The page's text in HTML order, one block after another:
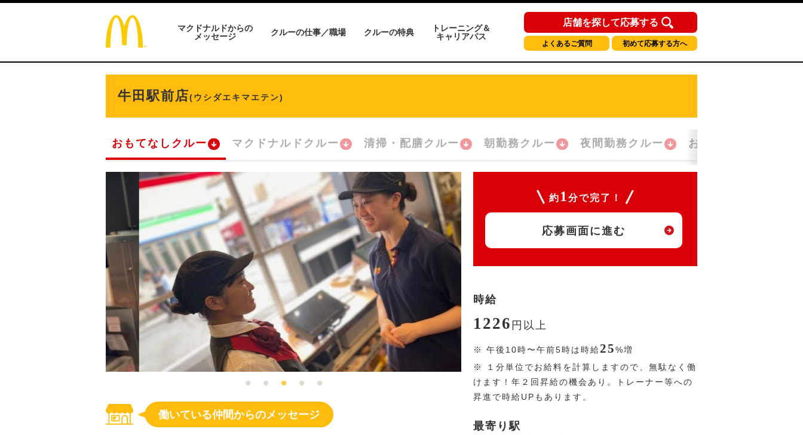
マクドナルドからの
メッセージ
クルーの仕事／職場 クルーの特典
トレーニング＆
キャリアパス
店舗を探して応募する
よくあるご質問 初めて応募する方へ
牛田駅前店(ウシダエキマエテン)
おもてなしクルー マクドナルドクルー 清掃・配膳クルー 朝勤務クルー 夜間勤務クルー おかえり！クルー
働いている仲間からのメッセージ
約 1 分で完了！
応募画面に進む
時給
1226 円 以上
※ 午後10時〜午前5時は時給25%増
※
１分単位でお給料を計算しますので、無駄なく働
けます！年２回昇給の機会あり。トレーナー等への
昇進で時給UPもあります。
最寄り駅